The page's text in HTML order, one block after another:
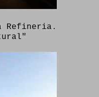
Refineria.